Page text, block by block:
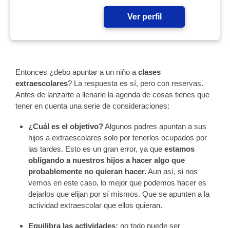
Ver perfil
Entonces ¿debo apuntar a un niño a clases
extraescolares? La respuesta es sí, pero con reservas.
Antes de lanzarte a llenarle la agenda de cosas tienes que
tener en cuenta una serie de consideraciones:
¿Cuál es el objetivo?Algunos padres apuntan a sus
hijos a extraescolares solo por tenerlos ocupados por
las tardes. Esto es un gran error, ya queestamos
obligando a nuestros hijos a hacer algo que
probablemente no quieran hacer.Aun así, si nos
vemos en este caso, lo mejor que podemos hacer es
dejarlos que elijan por sí mismos. Que se apunten a la
actividad extraescolar que ellos quieran.
Equilibra las actividades: no todo puede ser